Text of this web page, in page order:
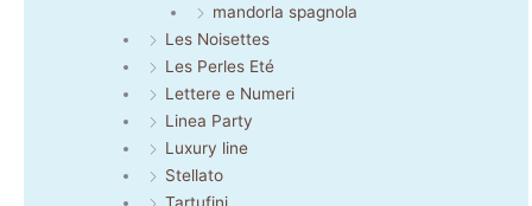
mandorla spagnola
Les Noisettes
Les Perles Eté
Lettere e Numeri
Linea Party
Luxury line
Stellato